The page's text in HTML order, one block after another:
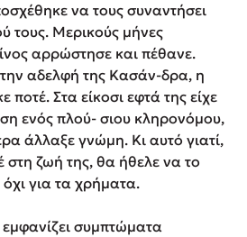
να τους συναντήσει
τους. Μερικούς μήνες
αρρώστησε και πέθανε.
αδελφή της Κασάν-δρα, η
ποτέ. Στα είκοσι εφτά της είχε
ενός πλού- σιου κληρονόμου,
άλλαξε γνώμη. Κι αυτό γιατί,
στη ζωή της, θα ήθελε να το
για τα χρήματα.
συμπτώματα